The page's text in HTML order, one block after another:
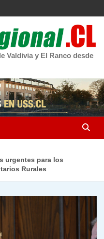
Valdivia y El Ranco desde
urgentes para los
Rurales